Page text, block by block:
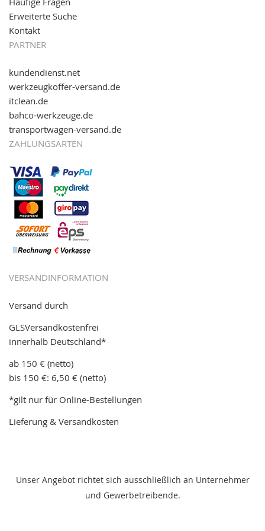
Erweiterte Suche
Kontakt
PARTNER
kundendienst.net
werkzeugkoffer-versand.de
itclean.de
bahco-werkzeuge.de
transportwagen-versand.de
ZAHLUNGSARTEN
VERSANDINFORMATION
Versand durch
GLSVersandkostenfrei
innerhalb Deutschland*
ab 150 € (netto)
bis 150 €: 6,50 € (netto)
*gilt nur für Online-Bestellungen
Lieferung & Versandkosten
Unser Angebot richtet sich ausschließlich an Unternehmer
und Gewerbetreibende.